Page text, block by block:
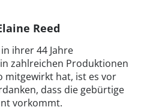
Reed
ihrer 44 Jahre
zahlreichen Produktionen
mitgewirkt hat, ist es vor
dass die gebürtige
vorkommt.